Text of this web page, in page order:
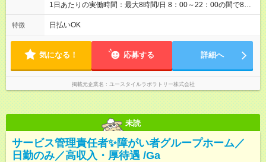
1日あたりの実働時間：最大8時間/日 8：00～22：00の間で8時
間（休憩法定通り） ※現場の状況により、夜勤が発生する場合
があります（夜勤手当別途支給） 【勤務曜日時間例】 月～金
特徴 日払いOK
気になる！ 応募する 詳細へ
掲載元企業名 ユースタイルラボラトリー株式会社
未読
サービス管理責任者✨障がい者グループホーム／
日勤のみ／高収入・厚待遇 /Ga